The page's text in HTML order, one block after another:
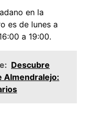
en la
es de lunes a
a 19:00.
Descubre
Almendralejo: